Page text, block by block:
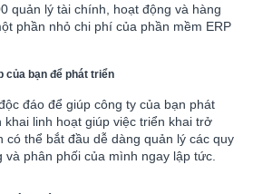
quản lý tài chính, hoạt động và hàng
phần nhỏ chi phí của phần mềm ERP
của bạn để phát triển
đáo để giúp công ty của bạn phát
khai linh hoạt giúp việc triển khai trở
có thể bắt đầu dễ dàng quản lý các quy
và phân phối của mình ngay lập tức.